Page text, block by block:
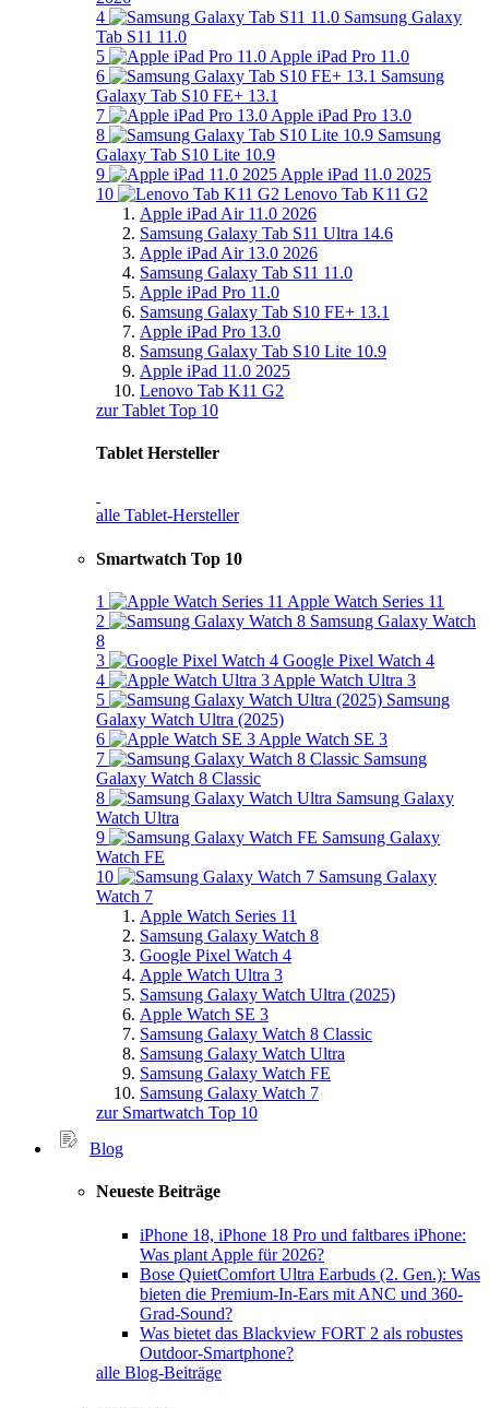
4
Samsung Galaxy
Tab S11 11.0
5
Apple iPad Pro 11.0
6
Samsung
Galaxy Tab S10 FE+ 13.1
7
Apple iPad Pro 13.0
8
Samsung
Galaxy Tab S10 Lite 10.9
9
Apple iPad 11.0 2025
10
Lenovo Tab K11 G2
Apple iPad Air 11.0 2026
Samsung Galaxy Tab S11 Ultra 14.6
Apple iPad Air 13.0 2026
Samsung Galaxy Tab S11 11.0
Apple iPad Pro 11.0
Samsung Galaxy Tab S10 FE+ 13.1
Apple iPad Pro 13.0
Samsung Galaxy Tab S10 Lite 10.9
Apple iPad 11.0 2025
Lenovo Tab K11 G2
zur Tablet Top 10
Tablet Hersteller
alle Tablet-Hersteller
Smartwatch Top 10
1
Apple Watch Series 11
2
Samsung Galaxy Watch
8
3
Google Pixel Watch 4
4
Apple Watch Ultra 3
5
Samsung
Galaxy Watch Ultra (2025)
6
Apple Watch SE 3
7
Samsung
Galaxy Watch 8 Classic
8
Samsung Galaxy
Watch Ultra
9
Samsung Galaxy
Watch FE
10
Samsung Galaxy
Watch 7
Apple Watch Series 11
Samsung Galaxy Watch 8
Google Pixel Watch 4
Apple Watch Ultra 3
Samsung Galaxy Watch Ultra (2025)
Apple Watch SE 3
Samsung Galaxy Watch 8 Classic
Samsung Galaxy Watch Ultra
Samsung Galaxy Watch FE
Samsung Galaxy Watch 7
zur Smartwatch Top 10
Blog
Neueste Beiträge
iPhone 18, iPhone 18 Pro und faltbares iPhone:
Was plant Apple für 2026?
Bose QuietComfort Ultra Earbuds (2. Gen.): Was
bieten die Premium-In-Ears mit ANC und 360-
Grad-Sound?
Was bietet das Blackview FORT 2 als robustes
Outdoor-Smartphone?
alle Blog-Beiträge